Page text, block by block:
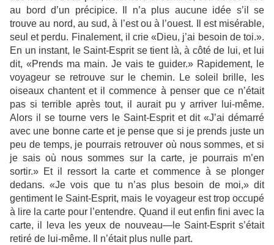
au bord d’un précipice. Il n’a plus aucune idée s’il se
trouve au nord, au sud, à l’est ou à l’ouest. Il est misérable,
seul et perdu. Finalement, il crie «Dieu, j’ai besoin de toi.».
En un instant, le Saint-Esprit se tient là, à côté de lui, et lui
dit, «Prends ma main. Je vais te guider.» Rapidement, le
voyageur se retrouve sur le chemin. Le soleil brille, les
oiseaux chantent et il commence à penser que ce n’était
pas si terrible après tout, il aurait pu y arriver lui-même.
Alors il se tourne vers le Saint-Esprit et dit «J’ai démarré
avec une bonne carte et je pense que si je prends juste un
peu de temps, je pourrais retrouver où nous sommes, et si
je sais où nous sommes sur la carte, je pourrais m’en
sortir.» Et il ressort la carte et commence à se plonger
dedans.«Je vois que tu n’as plus besoin de moi,» dit
gentiment le Saint-Esprit, mais le voyageur est trop occupé
à lire la carte pour l’entendre. Quand il eut enfin fini avec la
carte, il leva les yeux de nouveau—le Saint-Esprit s’était
retiré de lui-même. Il n’était plus nulle part.